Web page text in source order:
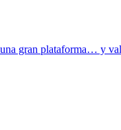
gran plataforma… y